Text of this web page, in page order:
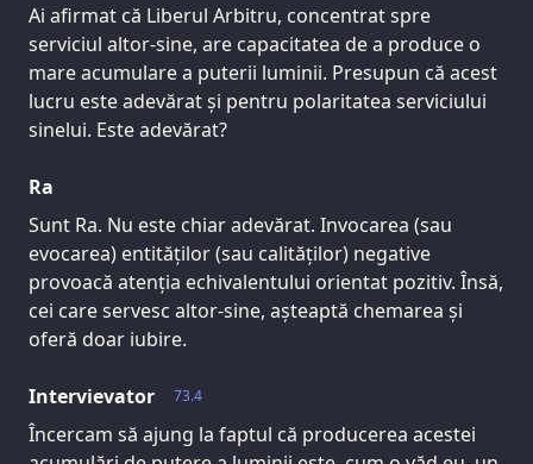
Ai afirmat că Liberul Arbitru, concentrat spre
serviciul altor-sine, are capacitatea de a produce o
mare acumulare a puterii luminii. Presupun că acest
lucru este adevărat și pentru polaritatea serviciului
sinelui. Este adevărat?
Ra
Sunt Ra. Nu este chiar adevărat. Invocarea (sau
evocarea) entităților (sau calităților) negative
provoacă atenția echivalentului orientat pozitiv. Însă,
cei care servesc altor-sine, așteaptă chemarea și
oferă doar iubire.
73.4
Intervievator
Încercam să ajung la faptul că producerea acestei